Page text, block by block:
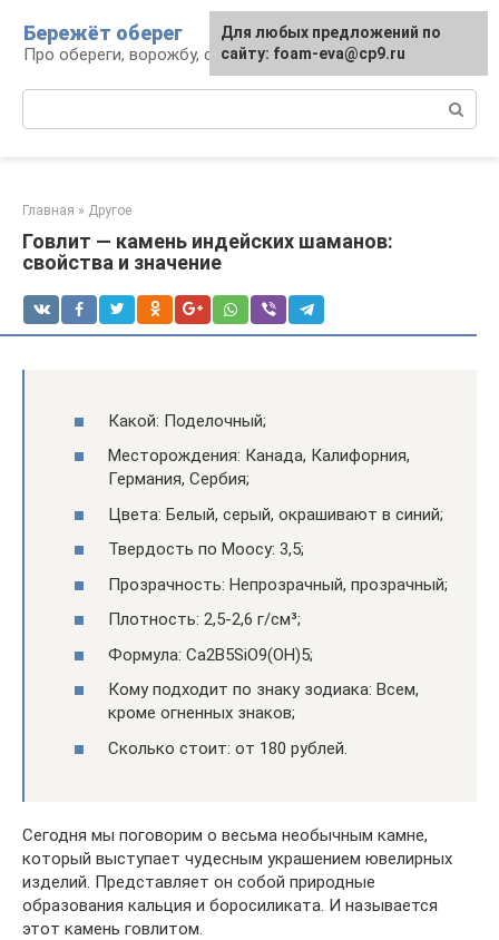
контенту
Бережёт оберег
Про обереги, ворожбу, сны и гадания
Главная » Другое
Говлит — камень индейских шаманов:
свойства и значение
Какой: Поделочный;
Месторождения: Канада, Калифорния,
Германия, Сербия;
Цвета: Белый, серый, окрашивают в синий;
Твердость по Моосу: 3,5;
Прозрачность: Непрозрачный, прозрачный;
Плотность: 2,5-2,6 г/см³;
Формула: Ca2B5SiO9(OH)5;
Кому подходит по знаку зодиака: Всем,
кроме огненных знаков;
Сколько стоит: от 180 рублей.
Сегодня мы поговорим о весьма необычным камне,
который выступает чудесным украшением ювелирных
изделий. Представляет он собой природные
образования кальция и боросиликата. И называется
этот камень говлитом.
Для любых предложений по
сайту: foam-eva@cp9.ru